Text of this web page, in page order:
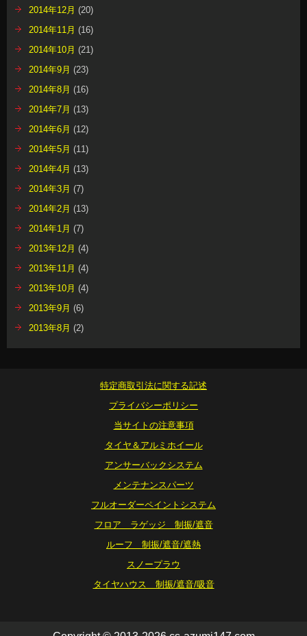
2014年12月 (20)
2014年11月 (16)
2014年10月 (21)
2014年9月 (23)
2014年8月 (16)
2014年7月 (13)
2014年6月 (12)
2014年5月 (11)
2014年4月 (13)
2014年3月 (7)
2014年2月 (13)
2014年1月 (7)
2013年12月 (4)
2013年11月 (4)
2013年10月 (4)
2013年9月 (6)
2013年8月 (2)
特定商取引法に関する記述
プライバシーポリシー
当サイトの注意事項
タイヤ＆アルミホイール
アンサーバックシステム
メンテナンスパーツ
フルオーダーペイントシステム
フロア ラゲッジ 制振/遮音
ルーフ 制振/遮音/遮熱
スノープラウ
タイヤハウス 制振/遮音/吸音